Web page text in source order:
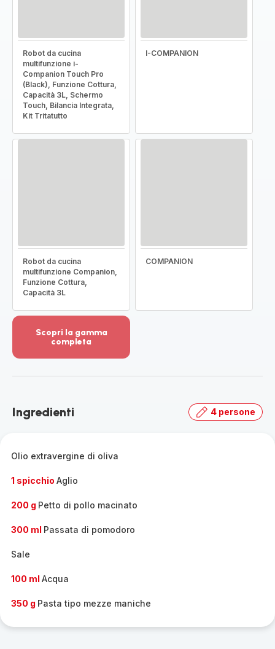
Robot da cucina
multifunzione i-
Companion Touch Pro
(Black), Funzione Cottura,
Capacità 3L, Schermo
Touch, Bilancia Integrata,
Kit Tritatutto
I-COMPANION
Robot da cucina
multifunzione Companion,
Funzione Cottura,
Capacità 3L
COMPANION
Scopri la gamma
completa
dettagli
la
Ingredienti 4 persone
Olio extravergine di oliva
1 spicchio Aglio
200 g Petto di pollo macinato
300 ml Passata di pomodoro
Sale
100 ml Acqua
350 g Pasta tipo mezze maniche